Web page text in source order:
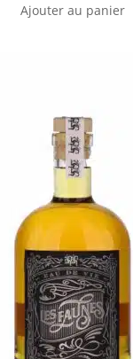
Ajouter au panier